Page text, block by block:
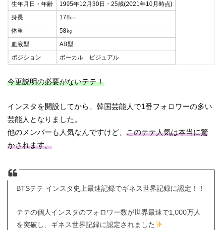
生年月日・年齢
1995年12月30日・25歳(2021年10月時点)
身長
178㎝
体重
58㎏
血液型
AB型
ポジション
ボーカル ビジュアル
今更説明の必要がないテテ！
インスタを開設してから、韓国芸能人で1番フォロワーの多い
芸能人となりました。
他のメンバーも人気なんですけど、このテテ人気は本当に驚
かされます。
BTSテテ インスタ史上最速記録でギネス世界記録に認定！！
テテの個人インスタのフォロワー数が世界最速で1,000万人
を突破し、ギネス世界記録に認定されました